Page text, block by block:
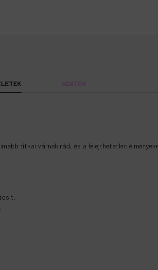
ADATOK
titkai várnak rád, és a felejthetetlen